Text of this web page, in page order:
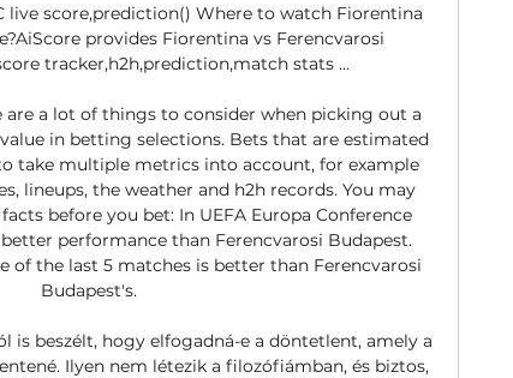
live score,prediction() Where to watch Fiorentina
provides Fiorentina vs Ferencvarosi
tracker,h2h,prediction,match stats ...
are a lot of things to consider when picking out a
in betting selections. Bets that are estimated
take multiple metrics into account, for example
lineups, the weather and h2h records. You may
before you bet: In UEFA Europa Conference
performance than Ferencvarosi Budapest.
of the last 5 matches is better than Ferencvarosi
Budapest's.
is beszélt, hogy elfogadná-e a döntetlent, amely a
Ilyen nem létezik a filozófiámban, és biztos,